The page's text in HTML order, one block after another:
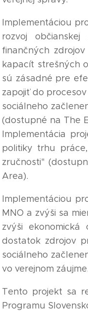
Implementáciou
rozvoj
finančných
kapacít strešných
sú zásadné pre
zapojiť do
sociálneho
(dostupné na The
Implementácia
politiky trhu
zručnosti"
Area).
Implementáciou
MNO a zvýši sa
zvýši
dostatok zdrojov
sociálneho
vo verejnom záujme.
Tento projekt sa
Programu